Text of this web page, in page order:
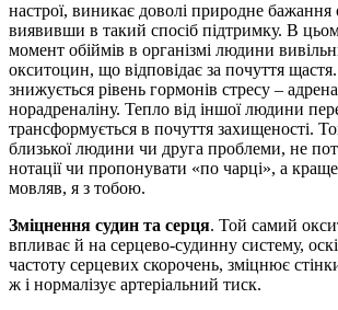
настрої, виникає доволі природне
виявивши в такий спосіб підтримку. В
момент обіймів в організмі людини
окситоцин, що відповідає за почуття
знижується рівень гормонів стресу –
норадреналіну. Тепло від іншої людини
трансформується в почуття захищеності.
близької людини чи друга проблеми, не
нотації чи пропонувати «по чарці», а
мовляв, я з тобою.
Зміцнення судин та серця. Той самий
впливає й на серцево-судинну систему,
частоту серцевих скорочень, зміцнює
ж і нормалізує артеріальний тиск.